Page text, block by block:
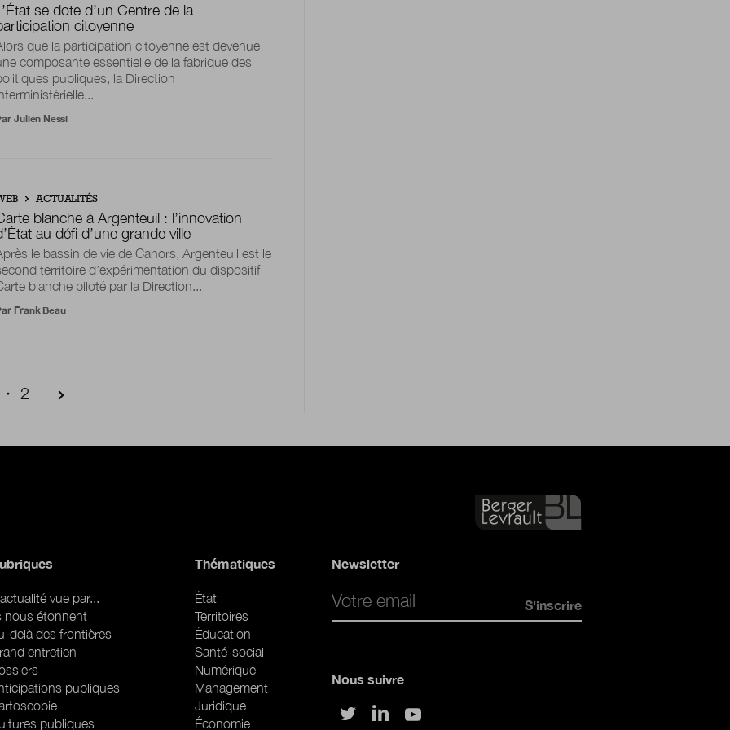
se dote d’un Centre de la
citoyenne
que la participation citoyenne est devenue
composante essentielle de la fabrique des
publiques, la Direction
Julien Nessi
ACTUALITÉS
blanche à Argenteuil : l’innovation
au défi d’une grande ville
le bassin de vie de Cahors, Argenteuil est le
territoire d’expérimentation du dispositif
blanche piloté par la Direction...
Frank Beau
courante
Page
2
vue par...
nous étonnent
delà des frontières
entretien
publiques
publiques
Thématiques
État
Territoires
Éducation
Santé-social
Numérique
Management
Juridique
Économie
Newsletter
Email *
Nous suivre
sur Twittersur LinkedInsur Youtube